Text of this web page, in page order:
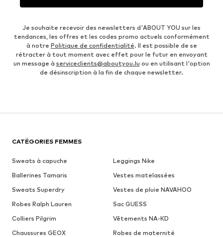
Je souhaite recevoir des newsletters d'ABOUT YOU sur les
tendances, les offres et les codes promo actuels conformément
à notre Politique de confidentialité. Il est possible de se
rétracter à tout moment avec effet pour le futur en envoyant
un message à serviceclients@aboutyou.lu ou en utilisant l'option
de désinscription à la fin de chaque newsletter.
CATÉGORIES FEMMES
Sweats à capuche
Leggings Nike
Ballerines Tamaris
Vestes matelassées
Sweats Superdry
Vestes de pluie NAVAHOO
Robes Ralph Lauren
Sac GUESS
Colliers Pilgrim
Vêtements NA-KD
Chaussures GEOX
Robes de maternité